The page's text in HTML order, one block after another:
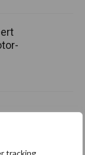
tracking